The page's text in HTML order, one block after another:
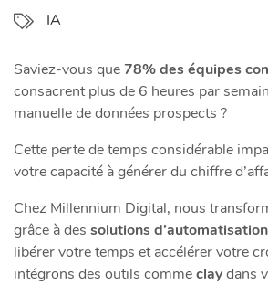
IA
Saviez-vous que78% des équipes
consacrent plus de 6 heures par
manuelle de données prospects ?
Cette perte de temps considérable
votre capacité à générer du chiffre
Chez Millennium Digital, nous
grâce à des solutions
libérer votre temps et accélérer votre
intégrons des outils commeclaydans